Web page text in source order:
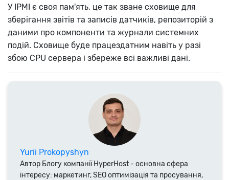
У IPMI є своя пам'ять, це так зване сховище для
зберігання звітів та записів датчиків, репозиторій з
даними про компоненти та журнали системних
подій. Сховище буде працездатним навіть у разі
збою CPU сервера і збереже всі важливі дані.
Yurii Prokopyshyn
Автор Блогу компанії HyperHost - основна сфера
інтересу: маркетинг, SEO оптимізація та просування,